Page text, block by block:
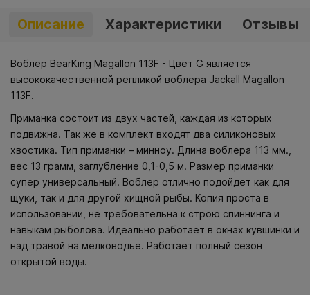
Описание Характеристики Отзывы
Воблер BearKing Magallon 113F - Цвет G является
высококачественной репликой воблера Jackall Magallon
113F.
Приманка состоит из двух частей, каждая из которых
подвижна. Так же в комплект входят два силиконовых
хвостика. Тип приманки – минноу. Длина воблера 113 мм.,
вес 13 грамм, заглубление 0,1-0,5 м. Размер приманки
супер универсальный. Воблер отлично подойдет как для
щуки, так и для другой хищной рыбы. Копия проста в
использовании, не требовательна к строю спиннинга и
навыкам рыболова. Идеально работает в окнах кувшинки и
над травой на мелководье. Работает полный сезон
открытой воды.